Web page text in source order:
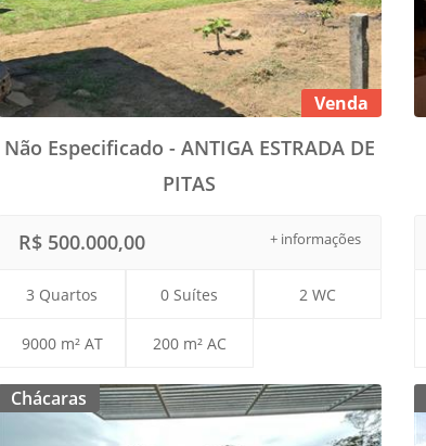
Venda
Não Especificado - ANTIGA ESTRADA DE
PITAS
+ informações
R$ 500.000,00
3 Quartos 0 Suítes 2 WC
9000 m² AT 200 m² AC
Chácaras